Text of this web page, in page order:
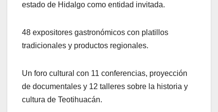
estado de Hidalgo como entidad invitada.
48 expositores gastronómicos con platillos
tradicionales y productos regionales.
Un foro cultural con 11 conferencias, proyección
de documentales y 12 talleres sobre la historia y
cultura de Teotihuacán.